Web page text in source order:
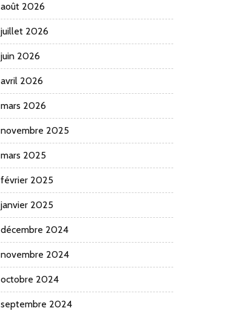
août 2026
juillet 2026
juin 2026
avril 2026
mars 2026
novembre 2025
mars 2025
février 2025
janvier 2025
décembre 2024
novembre 2024
octobre 2024
septembre 2024